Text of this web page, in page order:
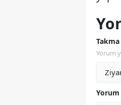
Takma
Yorum
Yorum